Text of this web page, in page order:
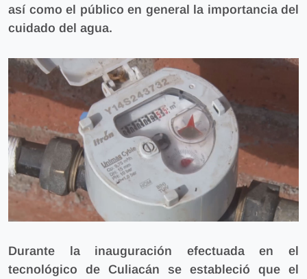
así como el público en general la importancia del
cuidado del agua.
Durante la inauguración efectuada en el
tecnológico de Culiacán se estableció que el